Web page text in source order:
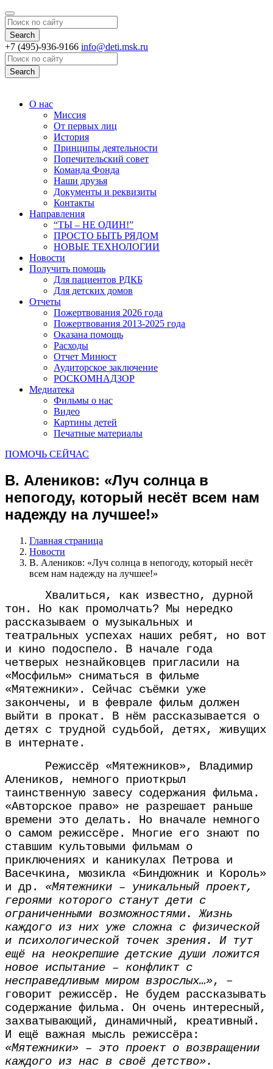
Search
+7 (495)-936-9166 info@deti.msk.ru
Search
О нас
Миссия
От первых лиц
История
Принципы деятельности
Попечительский совет
Команда Фонда
Наши друзья
Документы и реквизиты
Контакты
Направления
“ТЫ – НЕ ОДИН!”
ПРОСТО БЫТЬ РЯДОМ
НОВЫЕ ТЕХНОЛОГИИ
Новости
Получить помощь
Для пациентов РДКБ
Для детских домов
Отчеты
Пожертвования 2026 года
Пожертвования 2013-2025 года
Оказана помощь
Расходы
Отчет Минюст
Аудиторское заключение
РОСКОМНАДЗОР
Медиатека
Фильмы о нас
Видео
Картины детей
Печатные материалы
ПОМОЧЬ СЕЙЧАС
В. Алеников: «Луч солнца в
непогоду, который несёт всем нам
надежду на лучшее!»
Главная страница
Новости
В. Алеников: «Луч солнца в непогоду, который несёт
всем нам надежду на лучшее!»
Хвалиться, как известно, дурной
тон. Но как промолчать? Мы нередко
рассказываем о музыкальных и
театральных успехах наших ребят, но вот
и кино подоспело. В начале года
четверых незнайковцев пригласили на
«Мосфильм» сниматься в фильме
«Мятежники». Сейчас съёмки уже
закончены, и в феврале фильм должен
выйти в прокат. В нём рассказывается о
детях с трудной судьбой, детях, живущих
в интернате.
Режиссёр «Мятежников», Владимир
Алеников, немного приоткрыл
таинственную завесу содержания фильма.
«Авторское право» не разрешает раньше
времени это делать. Но вначале немного
о самом режиссёре. Многие его знают по
ставшим культовыми фильмам о
приключениях и каникулах Петрова и
Васечкина, мюзикла «Биндюжник и Король»
и др. «Мятежники – уникальный проект,
героями которого станут дети с
ограниченными возможностями. Жизнь
каждого из них уже сложна с физической
и психологической точек зрения. И тут
ещё на неокрепшие детские души ложится
новое испытание – конфликт с
несправедливым миром взрослых…», –
говорит режиссёр. Не будем рассказывать
содержание фильма. Он очень интересный,
захватывающий, динамичный, креативный.
И ещё важная мысль режиссёра:
«Мятежники» – это проект о возвращении
каждого из нас в своё детство».